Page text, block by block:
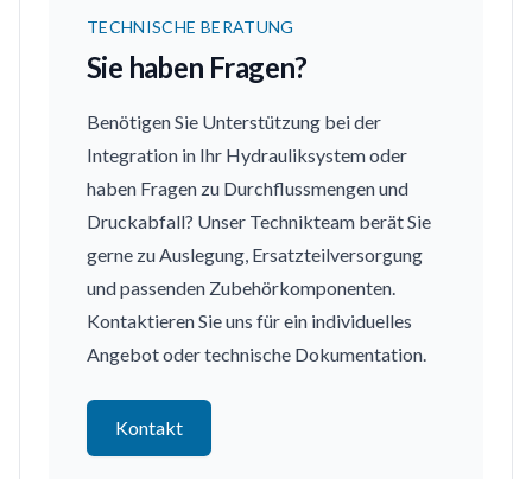
TECHNISCHE BERATUNG
Sie haben Fragen?
Benötigen Sie Unterstützung bei der
Integration in Ihr Hydrauliksystem oder
haben Fragen zu Durchflussmengen und
Druckabfall? Unser Technikteam berät Sie
gerne zu Auslegung, Ersatzteilversorgung
und passenden Zubehörkomponenten.
Kontaktieren Sie uns für ein individuelles
Angebot oder technische Dokumentation.
Kontakt